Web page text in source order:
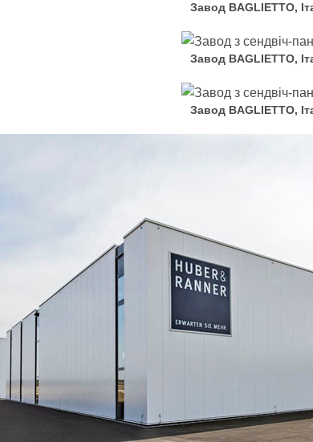
Завод BAGLIETTO,
Завод BAGLIETTO,
Завод BAGLIETTO,